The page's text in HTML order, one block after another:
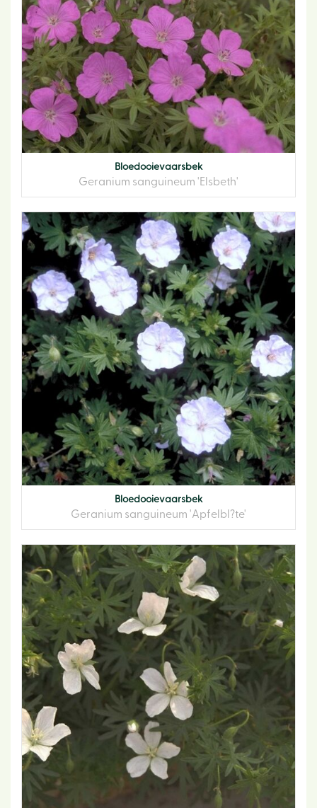
Bloedooievaarsbek
Geranium sanguineum 'Elsbeth'
Bloedooievaarsbek
Geranium sanguineum 'Apfelbl?te'